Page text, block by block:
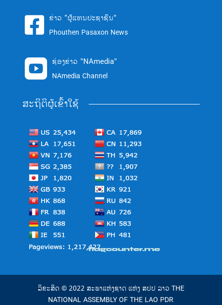
 ຂ່າວ "ຜູ້ແທນປະຊາຊົນ"
Phouthen Pasaxon News
 ຊ່ອງຂ່າວ "NAmedia"
NAmedia Channel
ສະຖິຕິຜູ້ເຂົ້າໃຊ້
ລິຂະສິດ © 2022 ສະພາແຫ່ງຊາດ ແຫ່ງ ສປປ ລາວ THE
NATIONAL ASSEMBLY OF THE LAO PDR